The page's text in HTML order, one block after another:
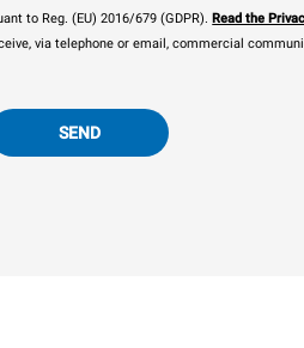
to Reg. (EU) 2016/679 (GDPR). Read the
via telephone or email, commercial
SEND